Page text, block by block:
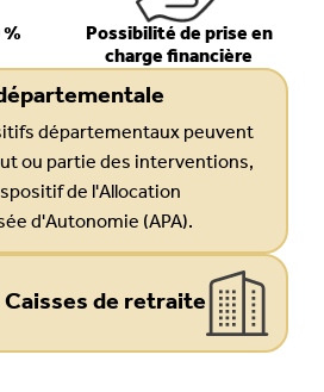
Possibilité de prise en
charge financière
départementaux peuvent
ou partie des interventions,
de l'Allocation
d'Autonomie (APA).
Caisses de retraite